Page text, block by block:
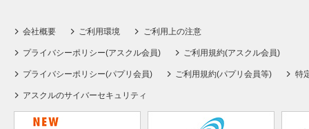
会社概要 ご利用環境 ご利用上の注意
プライバシーポリシー(アスクル会員) ご利用規約(アスクル会員)
プライバシーポリシー(パプリ会員) ご利用規約(パプリ会員等) 特
アスクルのサイバーセキュリティ